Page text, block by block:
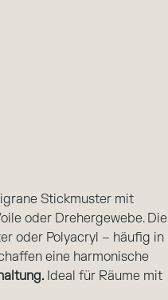
Stickmuster mit
oder Drehergewebe. Die
oder Polyacryl – häufig in
eine harmonische
Ideal für Räume mit